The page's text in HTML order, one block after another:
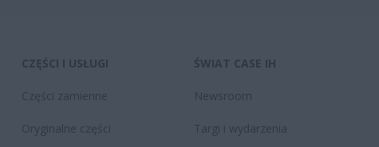
CZĘŚCI I USŁUGI
Części zamienne
Oryginalne części
ŚWIAT CASE IH
Newsroom
Targi i wydarzenia